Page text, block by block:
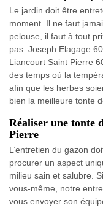
Le jardin doit être
moment. Il ne faut
pelouse, il faut à tout
pas. Joseph Elagage
Liancourt Saint Pierre
des temps où la
afin que les herbes
bien la meilleure tonte
Réaliser une tonte
Pierre
L’entretien du gazon
procurer un aspect
milieu sain et salubre.
vous-même, notre
vous envoyer son